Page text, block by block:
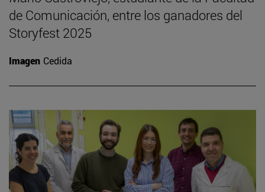
de Comunicación, entre los ganadores del
Storyfest 2025
Imagen Cedida